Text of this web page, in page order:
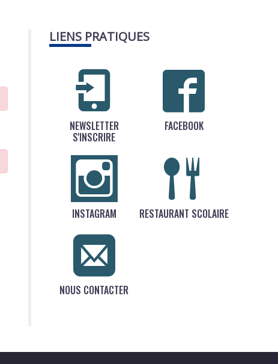
LIENS PRATIQUES
NEWSLETTER
S'INSCRIRE
FACEBOOK
INSTAGRAM RESTAURANT SCOLAIRE
NOUS CONTACTER